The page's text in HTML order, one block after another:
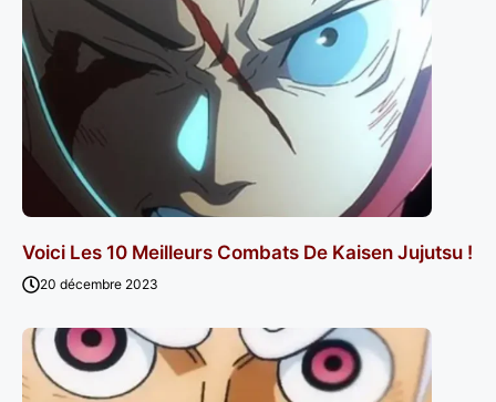
Voici Les 10 Meilleurs Combats De Kaisen Jujutsu !
20 décembre 2023